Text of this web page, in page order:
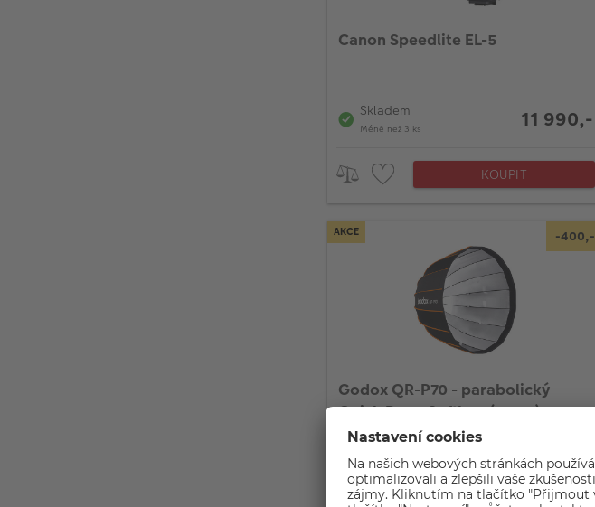
Canon Speedlite EL-5
Skladem
Méně než 3 ks 11 990,-
KOUPIT
AKCE -400,-
Godox QR-P70 - parabolický
Quick Deep Softbox (70cm)
Na dotaz
Původní cena 3 560,-
Nyní 3 160,-